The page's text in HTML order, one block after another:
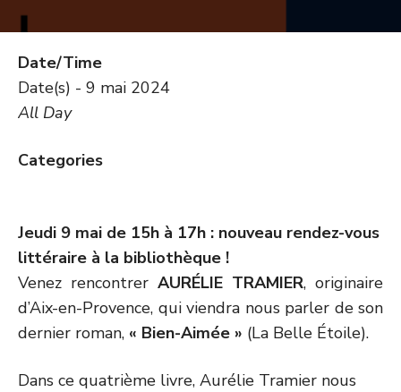
Date/Time
Date(s) - 9 mai 2024
All Day
Categories
Jeudi 9 mai de 15h à 17h : nouveau rendez-vous
littéraire à la bibliothèque !
Venez rencontrer AURÉLIE TRAMIER, originaire
d’Aix-en-Provence, qui viendra nous parler de son
dernier roman, « Bien-Aimée » (La Belle Étoile).
Dans ce quatrième livre, Aurélie Tramier nous